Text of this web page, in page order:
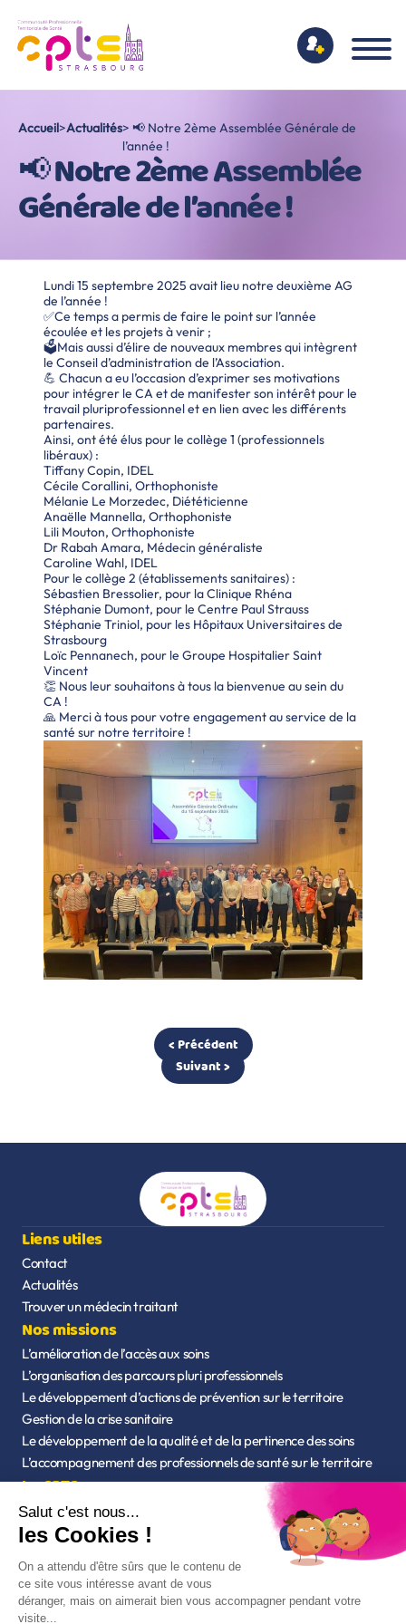
Accueil>Actualités> 📢 Notre 2ème Assemblée Générale de
l’année !
📢 Notre 2ème Assemblée
Générale de l’année !
Lundi 15 septembre 2025 avait lieu notre deuxième AG
de l’année !
✅Ce temps a permis de faire le point sur l’année
écoulée et les projets à venir ;
🗳️Mais aussi d’élire de nouveaux membres qui intègrent
le Conseil d’administration de l’Association.
💪 Chacun a eu l’occasion d’exprimer ses motivations
pour intégrer le CA et de manifester son intérêt pour le
travail pluriprofessionnel et en lien avec les différents
partenaires.
Ainsi, ont été élus pour le collège 1 (professionnels
libéraux) :
Tiffany Copin, IDEL
Cécile Corallini, Orthophoniste
Mélanie Le Morzedec, Diététicienne
Anaëlle Mannella, Orthophoniste
Lili Mouton, Orthophoniste
Dr Rabah Amara, Médecin généraliste
Caroline Wahl, IDEL
Pour le collège 2 (établissements sanitaires) :
Sébastien Bressolier, pour la Clinique Rhéna
Stéphanie Dumont, pour le Centre Paul Strauss
Stéphanie Triniol, pour les Hôpitaux Universitaires de
Strasbourg
Loïc Pennanech, pour le Groupe Hospitalier Saint
Vincent
👏 Nous leur souhaitons à tous la bienvenue au sein du
CA !
🙏 Merci à tous pour votre engagement au service de la
santé sur notre territoire !
< Précédent
Suivant >
La CPTS
Qui sommes-nous ?
L’équipe
Statuts de l'association
Nos outils
Mon espace santé - CPAM
Chercher un professionnel de santé - Ameli
Accès à Annumédic
Accès à Parceo
Nos missions
L’amélioration de l’accès aux soins
L’organisation des parcours pluri professionnels
Le développement d’actions de prévention sur le territoire
Gestion de la crise sanitaire
Le développement de la qualité et de la pertinence des soins
L’accompagnement des professionnels de santé sur le territoire
Liens utiles
Contact
Actualités
Trouver un médecin traitant